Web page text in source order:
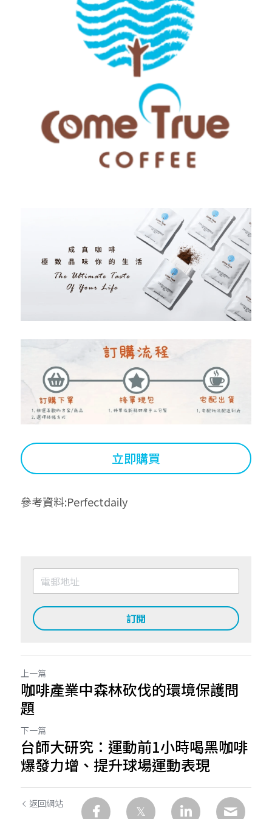
立即購買
參考資料:Perfectdaily
訂閱
上一篇
咖啡產業中森林砍伐的環境保護問
題
下一篇
台師大研究：運動前1小時喝黑咖啡
爆發力增、提升球場運動表現
返回網站